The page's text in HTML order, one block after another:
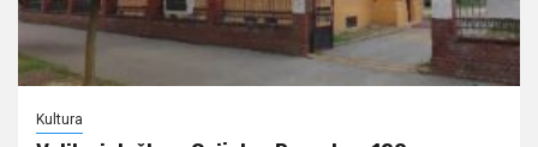
Kultura